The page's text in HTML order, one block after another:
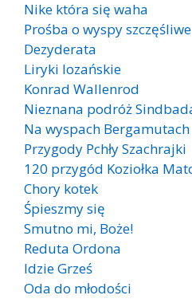
Nike która się waha
Prośba o wyspy szczęśliwe
Dezyderata
Liryki lozańskie
Konrad Wallenrod
Nieznana podróż
Na wyspach Bergamutach
Przygody Pchły Szachrajki
120 przygód Koziołka
Chory kotek
Śpieszmy się
Smutno mi, Boże!
Reduta Ordona
Idzie Grześ
Oda do młodości